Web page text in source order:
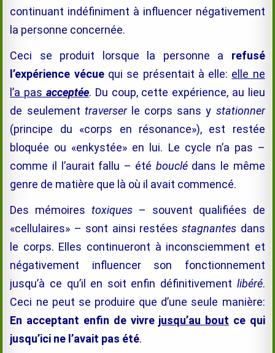
continuant indéfiniment à influencer négativement
la personne concernée.
Ceci se produit lorsque la personne a refusé
l’expérience vécuequi se présentait à elle: elle ne
l’a pas acceptée. Du coup, cette expérience, au lieu
de seulement traverser le corps sans y stationner
(principe du «corps en résonance»), est restée
bloquée ou «enkystée» en lui. Le cycle n’a pas –
comme il l’aurait fallu – été bouclé dans le même
genre de matière que là où il avait commencé.
Des mémoirestoxiques – souvent qualifiées de
«cellulaires» – sont ainsi restéesstagnantes dans
le corps. Elles continueront à inconsciemment et
négativement influencer son fonctionnement
jusqu’à ce qu’il en soit enfin définitivement libéré.
Ceci ne peut se produire que d’une seule manière:
En acceptant enfin de vivre jusqu’au bout ce qui
jusqu’ici ne l’avait pas été.